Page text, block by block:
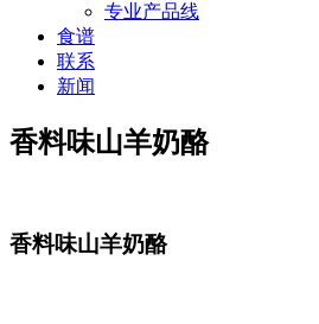
专业产品线
食谱
联系
新闻
香料味山羊奶酪
香料味山羊奶酪